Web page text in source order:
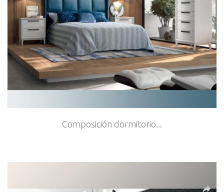
Composición dormitorio...